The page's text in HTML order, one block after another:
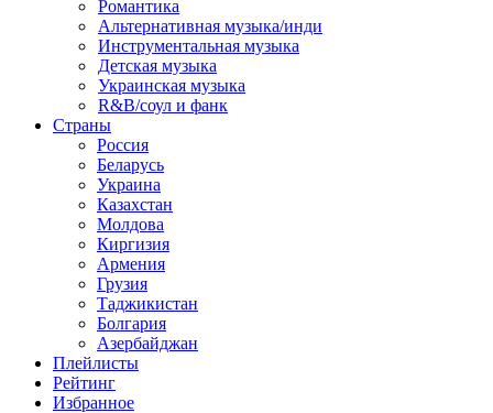
Романтика
Альтернативная музыка/инди
Инструментальная музыка
Детская музыка
Украинская музыка
R&B/cоул и фанк
Страны
Россия
Беларусь
Украина
Казахстан
Молдова
Киргизия
Армения
Грузия
Таджикистан
Болгария
Азербайджан
Плейлисты
Рейтинг
Избранное